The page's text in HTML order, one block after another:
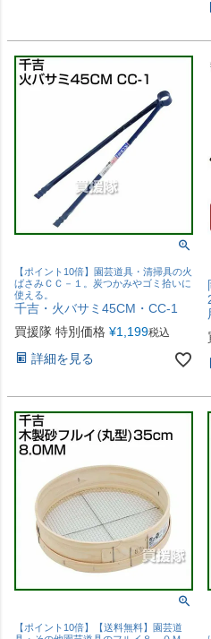
【ポイント10倍】園芸道具・清掃具の火
ばさみＣＣ－１。炭つかみやゴミ拾いに
使える。
千吉・火バサミ45CM・CC-1
買援隊 特別価格 ¥1,199税込
詳細を見る
【ポイント10倍】【送料無料】園芸道